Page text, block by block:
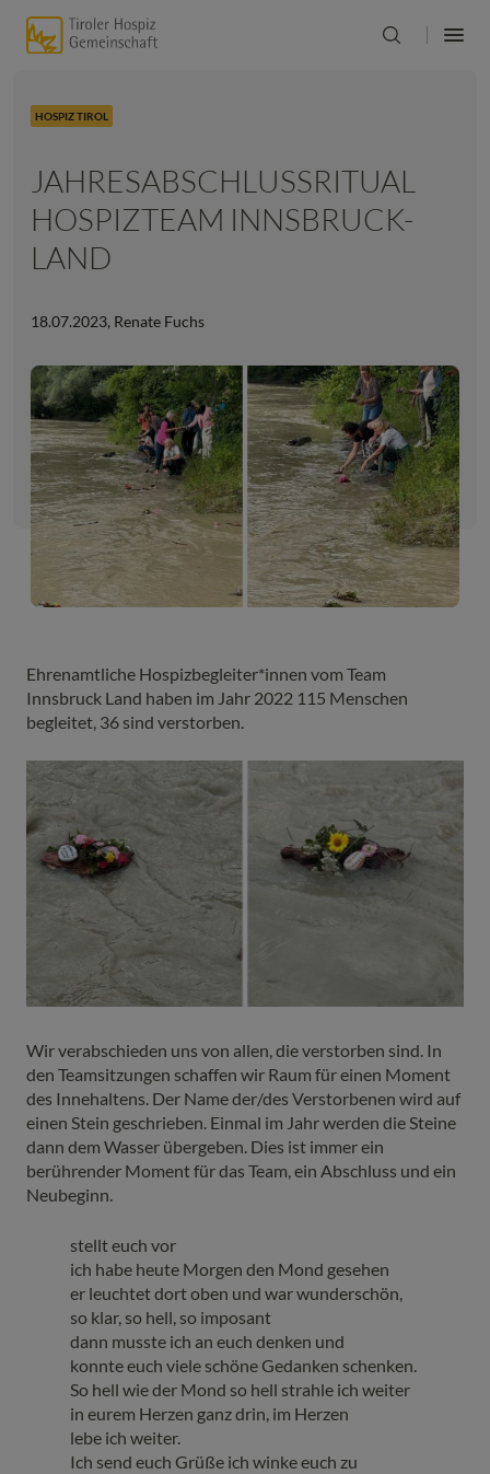
HOSPIZ TIROL
JAHRESABSCHLUSSRITUAL
HOSPIZTEAM INNSBRUCK-
LAND
18.07.2023, Renate Fuchs
Ehrenamtliche Hospizbegleiter*innen vom Team
Innsbruck Land haben im Jahr 2022 115 Menschen
begleitet, 36 sind verstorben.
Wir verabschieden uns von allen, die verstorben sind. In
den Teamsitzungen schaffen wir Raum für einen Moment
des Innehaltens. Der Name der/des Verstorbenen wird auf
einen Stein geschrieben. Einmal im Jahr werden die Steine
dann dem Wasser übergeben. Dies ist immer ein
berührender Moment für das Team, ein Abschluss und ein
Neubeginn.
stellt euch vor
ich habe heute Morgen den Mond gesehen
er leuchtet dort oben und war wunderschön,
so klar, so hell, so imposant
dann musste ich an euch denken und
konnte euch viele schöne Gedanken schenken.
So hell wie der Mond so hell strahle ich weiter
in eurem Herzen ganz drin, im Herzen
lebe ich weiter.
Ich send euch Grüße ich winke euch zu